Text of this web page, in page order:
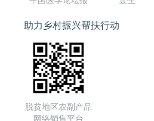
助力乡村振兴帮扶行动
脱贫地区农副产品
网络销售平台